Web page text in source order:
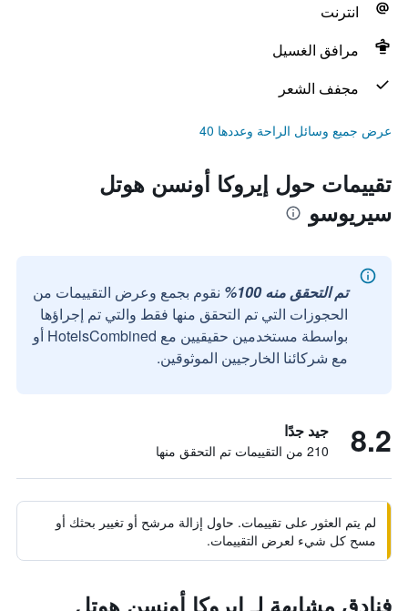
انترنت
مرافق الغسيل
مجفف الشعر
عرض جميع وسائل الراحة وعددها 40
تقييمات حول إيروكا أونسن هوتل
سيريوسو
تم التحقق منه 100%
نقوم بجمع وعرض التقييمات من
الحجوزات التي تم التحقق منها فقط والتي تم إجراؤها
بواسطة مستخدمين حقيقيين مع HotelsCombined أو
مع شركائنا الخارجيين الموثوقين.
8.2 جيد جدًا
210 من التقييمات تم التحقق منها
لم يتم العثور على تقييمات. حاول إزالة مرشح أو تغيير بحثك أو
مسح كل شيء لعرض التقييمات.
فنادق مشابهة لـ إيروكا أونسن هوتل